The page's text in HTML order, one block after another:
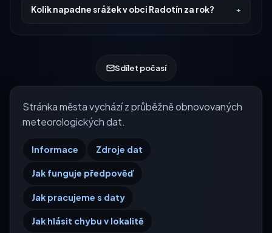
Kolik napadne srážek v obci Radotín za rok?
Sdílet počasí
Stránka města vychází z průběžně obnovovaných
meteorologických dat.
Informace Zdroje dat
Jak funguje předpověď
Jak pracujeme s daty
Jak hlásit chybu v lokalitě